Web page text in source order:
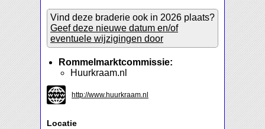
Vind deze braderie ook in 2026 plaats?
Geef deze nieuwe datum en/of
eventuele wijzigingen door
Rommelmarktcommissie:
Huurkraam.nl
http://www.huurkraam.nl
Locatie